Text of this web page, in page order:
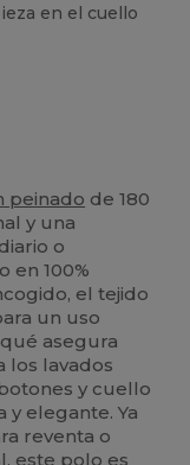
en el cuello
peinado de 180
y una
o
en 100%
el tejido
un uso
asegura
los lavados
y cuello
y elegante. Ya
reventa o
este polo es